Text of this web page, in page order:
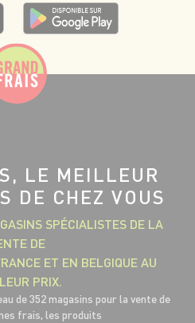
LE MEILLEUR
DE CHEZ VOUS
SPÉCIALISTES DE LA
DE
ET EN BELGIQUE AU
PRIX.
de 352 magasins pour la vente de
frais, les produits